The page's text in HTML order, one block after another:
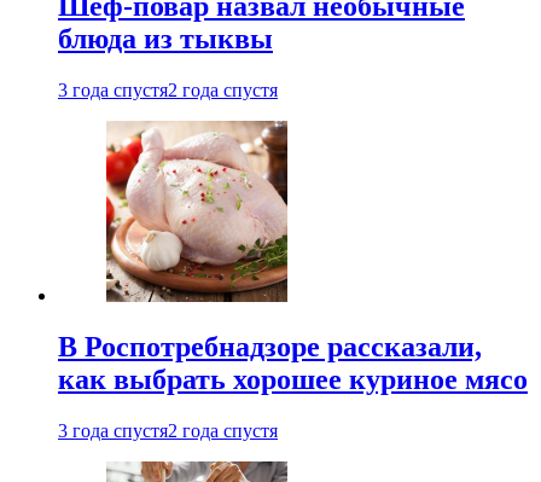
блюда из тыквы
3 года спустя2 года спустя
В Роспотребнадзоре рассказали,
как выбрать хорошее куриное мясо
3 года спустя2 года спустя